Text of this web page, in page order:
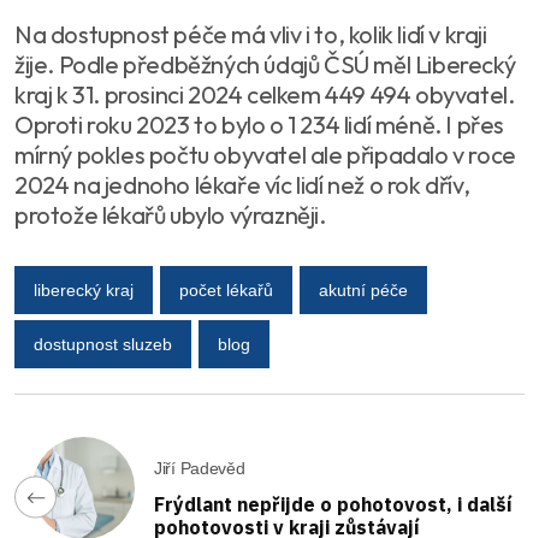
Na dostupnost péče má vliv i to, kolik lidí v kraji
žije. Podle předběžných údajů ČSÚ měl Liberecký
kraj k 31. prosinci 2024 celkem 449 494 obyvatel.
Oproti roku 2023 to bylo o 1 234 lidí méně. I přes
mírný pokles počtu obyvatel ale připadalo v roce
2024 na jednoho lékaře víc lidí než o rok dřív,
protože lékařů ubylo výrazněji.
liberecký kraj počet lékařů akutní péče
dostupnost sluzeb blog
Jiří Padevěd
Frýdlant nepřijde o pohotovost, i další
pohotovosti v kraji zůstávají